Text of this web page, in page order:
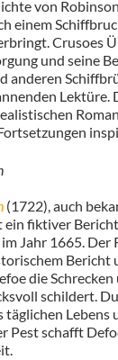
von
einem
Crusoes
und seine
anderen
Lektüre.
(1722), auch
ein fiktiver
Jahr 1665. Der
Bericht
die
schildert.
täglichen Lebens
Pest schafft